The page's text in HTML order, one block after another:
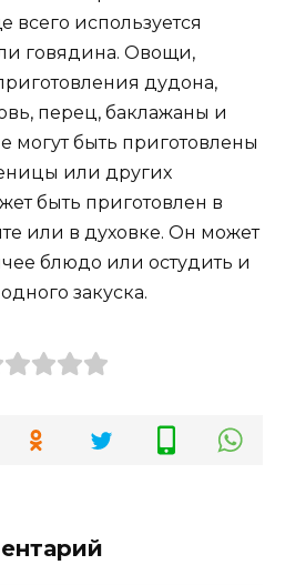
всего используется
говядина. Овощи,
дудона,
перец, баклажаны и
могут быть приготовлены
или других
быть приготовлен в
или в духовке. Он может
блюдо или остудить и
закуска.